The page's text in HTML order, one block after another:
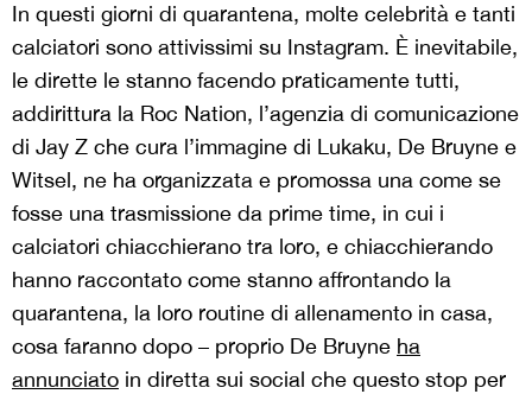
In questi giorni di quarantena, molte celebrità e tanti
calciatori sono attivissimi su Instagram. È inevitabile,
le dirette le stanno facendo praticamente tutti,
addirittura la Roc Nation, l’agenzia di comunicazione
di Jay Z che cura l’immagine di Lukaku, De Bruyne e
Witsel, ne ha organizzata e promossa una come se
fosse una trasmissione da prime time, in cui i
calciatori chiacchierano tra loro, e chiacchierando
hanno raccontato come stanno affrontando la
quarantena, la loro routine di allenamento in casa,
cosa faranno dopo – proprio De Bruyne ha
annunciato in diretta sui social che questo stop per